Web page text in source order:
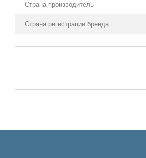
Страна производитель
Страна регистрации бренда